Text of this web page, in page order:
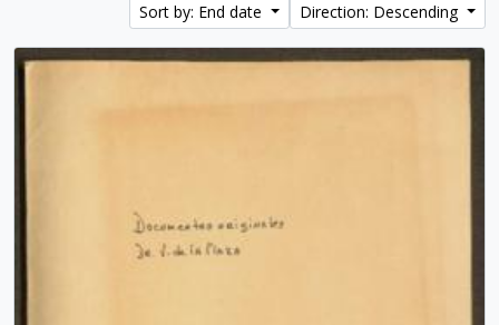
Sort by: End date
Direction: Descending